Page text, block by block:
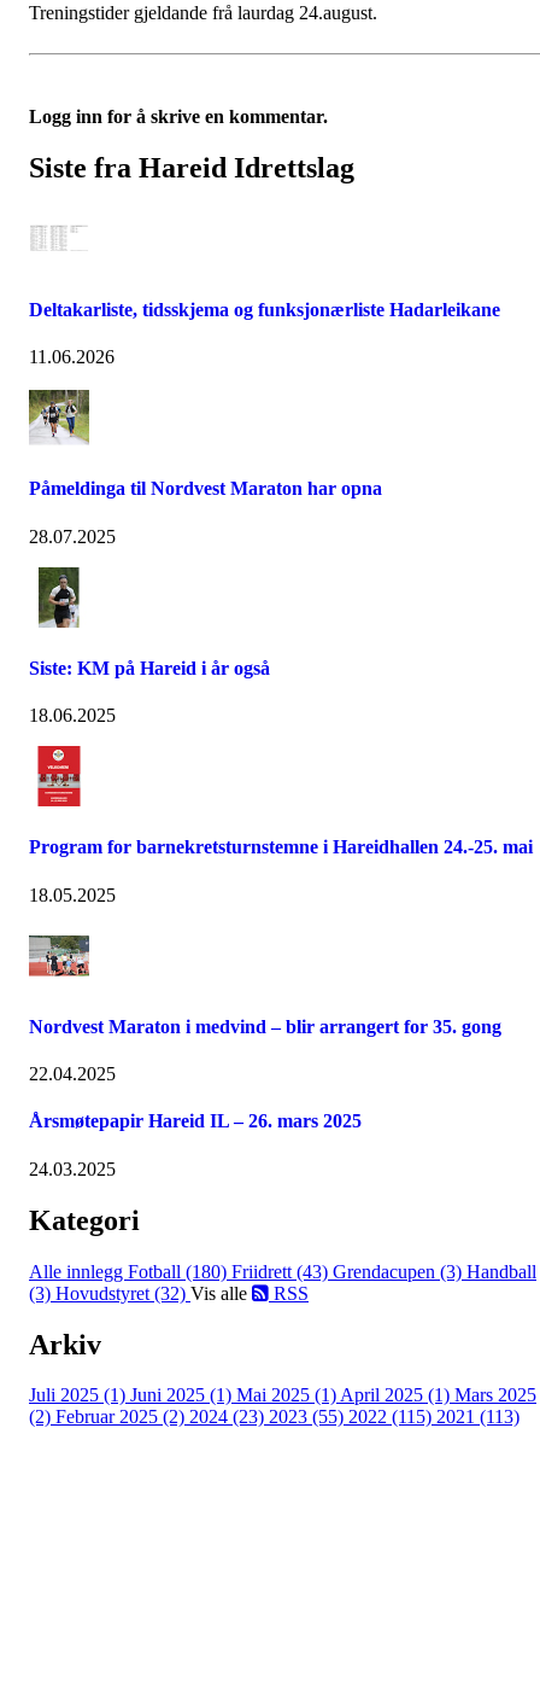
Treningstider gjeldande frå laurdag 24.august.
Logg inn for å skrive en kommentar.
Siste fra Hareid Idrettslag
Deltakarliste, tidsskjema og funksjonærliste Hadarleikane
11.06.2026
Påmeldinga til Nordvest Maraton har opna
28.07.2025
Siste: KM på Hareid i år også
18.06.2025
Program for barnekretsturnstemne i Hareidhallen 24.-25. mai
18.05.2025
Nordvest Maraton i medvind – blir arrangert for 35. gong
22.04.2025
Årsmøtepapir Hareid IL – 26. mars 2025
24.03.2025
Kategori
Alle innlegg Fotball (180) Friidrett (43) Grendacupen (3) Handball
(3) Hovudstyret (32) Vis alle RSS
Arkiv
Juli 2025 (1) Juni 2025 (1) Mai 2025 (1)April 2025 (1) Mars 2025
(2) Februar 2025 (2) 2024 (23) 2023 (55) 2022 (115) 2021 (113)